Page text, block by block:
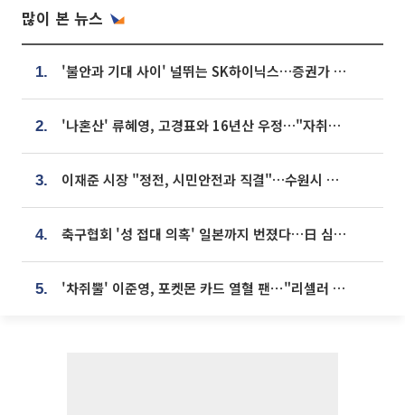
많이 본 뉴스
1. '불안과 기대 사이' 널뛰는 SK하이닉스…증권가 "HBM4·LTA 기반 펀터멘털 견고"
2. '나혼산' 류혜영, 고경표와 16년산 우정…"자취방서 부모님과 마주쳐"
3. 이재준 시장 "정전, 시민안전과 직결"…수원시 비상대응체계 가동
4. 축구협회 '성 접대 의혹' 일본까지 번졌다…日 심판 실명 공개
5. '차쥐뿔' 이준영, 포켓몬 카드 열혈 팬⋯"리셀러 처단할 것"